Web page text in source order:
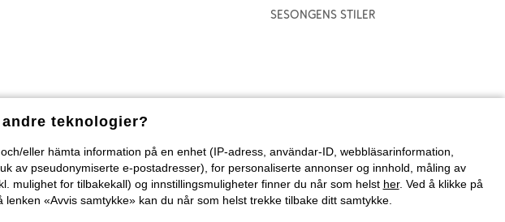
Sesongens stiler
teknologier?
eller hämta information på en enhet (IP-adress, användar-ID, webbläsarinformation,
av pseudonymiserte e-postadresser), for personaliserte annonser og innhold, måling av
mulighet for tilbakekall) og innstillingsmuligheter finner du når som helst her. Ved å klikke på
«Avvis samtykke» kan du når som helst trekke tilbake ditt samtykke.